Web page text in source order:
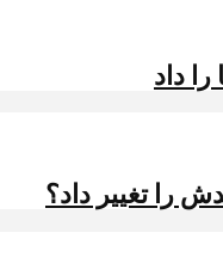
داد
را تغییر داد؟